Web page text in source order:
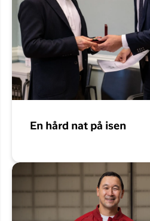
En hård nat på isen